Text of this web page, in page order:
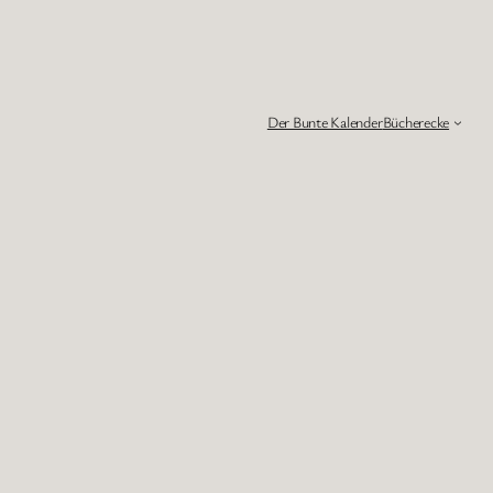
Der Bunte KalenderBücherecke